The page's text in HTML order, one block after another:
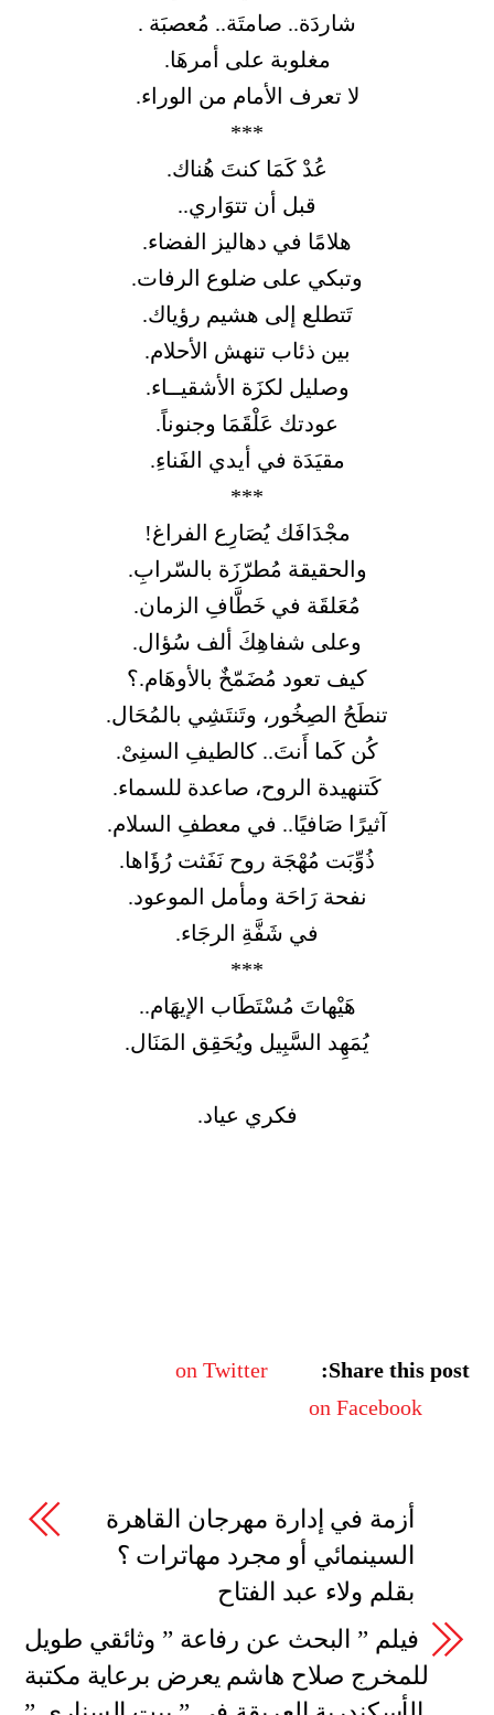
شاردَة.. صامتَة.. مُعصبَة .
مغلوبة على أمرهَا.
لا تعرف الأمام من الوراء.
***
عُدْ كَمَا كنتَ هُناك.
قبل أن تتوَاري..
هلامًا في دهاليز الفضاء.
وتبكي على ضلوع الرفات.
تَتطلع إلى هشيم رؤياك.
بين ذئاب تنهش الأحلام.
وصليل لكزَة الأشقيــاء.
عودتك عَلْقَمَا وجنوناً.
مقيَدَة في أيدي الفَناءِ.
***
مجْدَافَك يُصَارِع الفراغ!
والحقيقة مُطرّزَة بالسّرابِ.
مُعَلقَة في خَطَّافِ الزمان.
وعلى شفاهِكَ ألف سُؤال.
كيف تعود مُضَمّخٌ بالأوهَام.؟
تنطَحُ الصِخُور، وتَنتَشِي بالمُحَال.
كُن كَما أَنتَ.. كالطيفِ السنِىْ.
كَتنهيدة الروح، صاعدة للسماء.
آثيرًا صَافيًا.. في معطفِ السلام.
ذُوِّبَت مُهْجَة روح نَفَثت رُؤَاها.
نفحة رَاحَة ومأمل الموعود.
في شَفَّةِ الرجَاء.
***
هَيْهاتَ مُسْتَطَاب الإيهَام..
يُمَهِد السَّبِيل ويُحَقِق المَنَال.
فكري عياد.
Share this post:
on Twitter
on Facebook
أزمة في إدارة مهرجان القاهرة
السينمائي أو مجرد مهاترات ؟
بقلم ولاء عبد الفتاح
فيلم ” البحث عن رفاعة ” وثائقي طويل
للمخرج صلاح هاشم يعرض برعاية مكتبة